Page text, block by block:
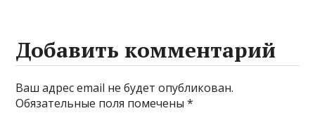
Добавить комментарий
Ваш адрес email не будет опубликован.
Обязательные поля помечены*